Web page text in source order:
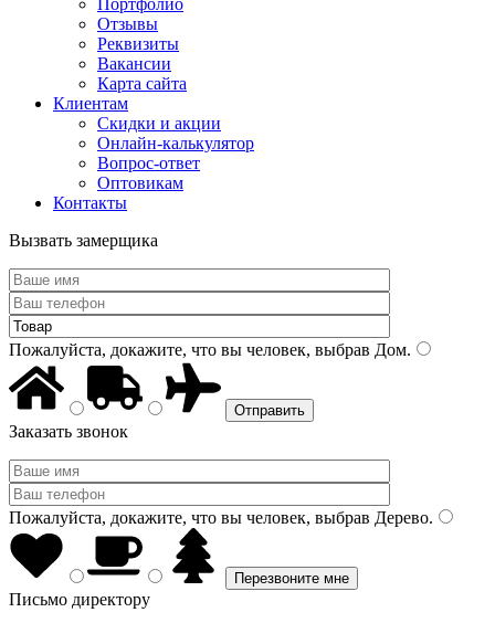
Портфолио
Отзывы
Реквизиты
Вакансии
Карта сайта
Клиентам
Скидки и акции
Онлайн-калькулятор
Вопрос-ответ
Оптовикам
Контакты
Вызвать замерщика
Пожалуйста, докажите, что вы человек, выбрав Дом.
Заказать звонок
Пожалуйста, докажите, что вы человек, выбрав Дерево.
Письмо директору